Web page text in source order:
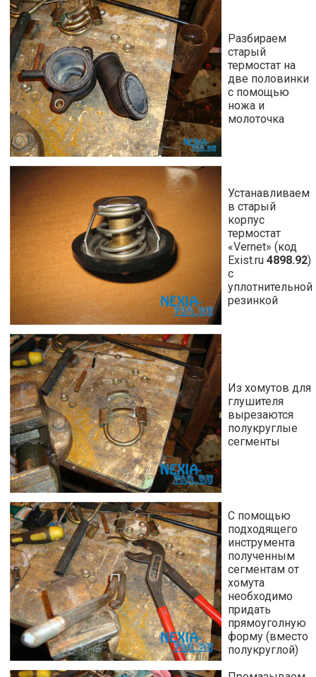
Разбираем
старый
термостат на
две половинки
с помощью
ножа и
молоточка
Устанавливаем
в старый
корпус
термостат
«Vernet» (код
Exist.ru 4898.92)
с
уплотнительной
резинкой
Из хомутов для
глушителя
вырезаются
полукруглые
сегменты
С помощью
подходящего
инструмента
полученным
сегментам от
хомута
необходимо
придать
прямоуголную
форму (вместо
полукруглой)